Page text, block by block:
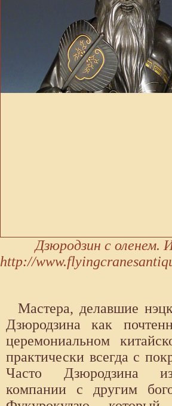
Дзюродзин с оленем.
http://
Мастера, делавшие
Дзюродзина как
церемониальном
практически всегда с
Часто Дзюродзина
компании с другим